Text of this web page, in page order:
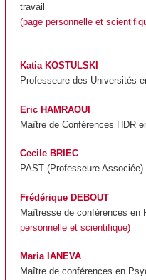
travail
(page personnelle et
Katia KOSTULSKI
Professeure des Universités
Eric HAMRAOUI
Maître de Conférences HDR
Cecile BRIEC
PAST (Professeure
Frédérique DEBOUT
Maîtresse de conférences en
personnelle et scientifique)
Maria IANEVA
Maître de conférences en